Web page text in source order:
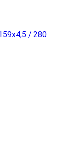
/ 280